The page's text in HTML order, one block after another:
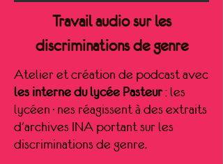
Travail audio sur les
discriminations de genre
Atelier et création de podcast avec
les interne du lycée Pasteur: les
lycéen·nes réagissent à des extraits
d'archives INA portant sur les
discriminations de genre.